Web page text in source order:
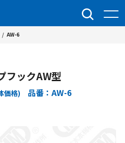
/ AW-6
フックAW型
価格) 品番：AW-6